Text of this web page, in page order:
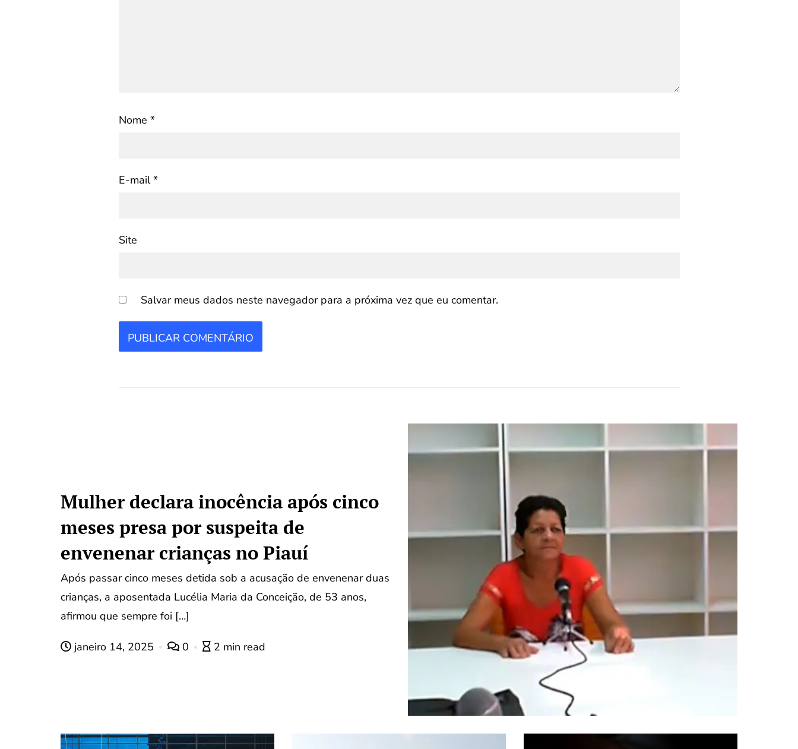
Nome *
E-mail*
Site
Salvar meus dados neste navegador para a próxima vez que eu comentar.
Mulher declara inocência após cinco
meses presa por suspeita de
envenenar crianças no Piauí
Após passar cinco meses detida sob a acusação de envenenar duas
crianças, a aposentada Lucélia Maria da Conceição, de 53 anos,
afirmou que sempre foi […]
janeiro 14, 2025 0 2 min read